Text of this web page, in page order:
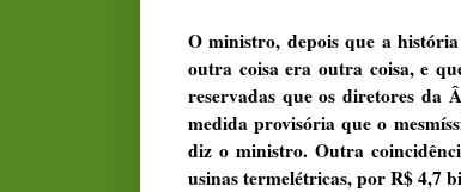
O ministro, depois que a
outra coisa era outra coisa, e
reservadas que os diretores da
medida provisória que o
diz o ministro. Outra
usinas termelétricas, por R$ 4,7